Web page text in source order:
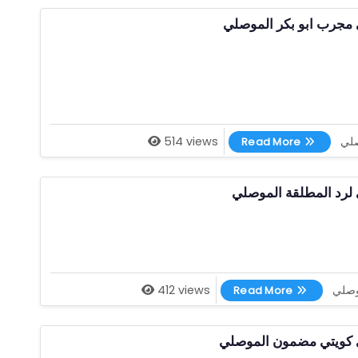
ابو بكر الموصلي
514 views Read More
اقوى شيخ روحاني مجرب ابو بكر الموصلي
المطلقة الموصلي
412 views Read More
اقوى شيخ روحاني لرد المطلقة الموصلي
كويتي مضمون الموصلي